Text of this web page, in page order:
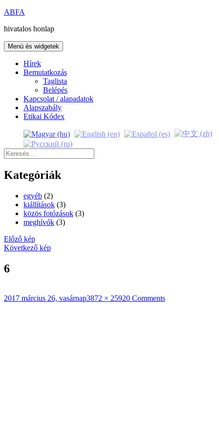
Kilépés
tartalomba
ABFA
hivatalos honlap
Menü és widgetek
Hírek
Bemutatkozás
Taglista
Belépés
Kapcsolat / alapadatok
Alapszabály
Etikai Kódex
Keresés:
Kategóriák
egyéb (2)
kiállítások (3)
közös fotózások (3)
meghívók (3)
Előző kép
Következő kép
6
Közzétéve
2017 március 26, vasárnapTeljes
3872 × 25920 Comments